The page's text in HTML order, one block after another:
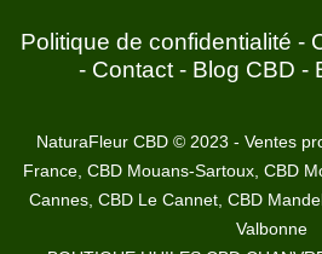
Politique de confidentialité -
- Contact - Blog CBD -
NaturaFleur CBD © 2023 - Ventes
France, CBD Mouans-Sartoux, CBD
Cannes, CBD Le Cannet, CBD
Valbonne